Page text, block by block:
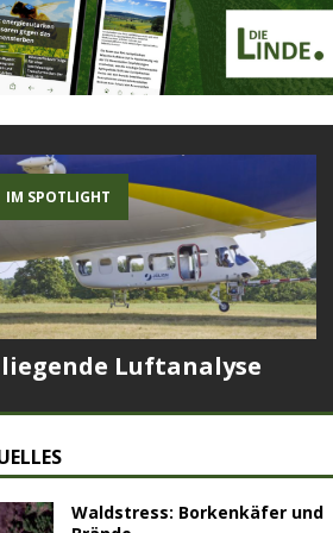
IM SPOTLIGHT
Luftanalyse
Waldstress: Borkenkäfer und